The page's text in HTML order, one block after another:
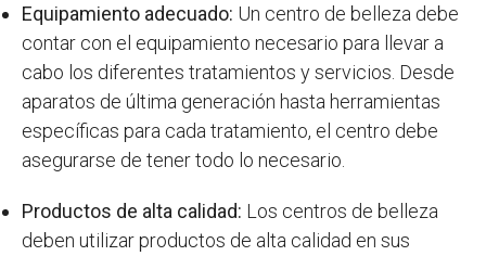
Equipamiento adecuado: Un centro de belleza debe
contar con el equipamiento necesario para llevar a
cabo los diferentes tratamientos y servicios. Desde
aparatos de última generación hasta herramientas
específicas para cada tratamiento, el centro debe
asegurarse de tener todo lo necesario.
Productos de alta calidad: Los centros de belleza
deben utilizar productos de alta calidad en sus